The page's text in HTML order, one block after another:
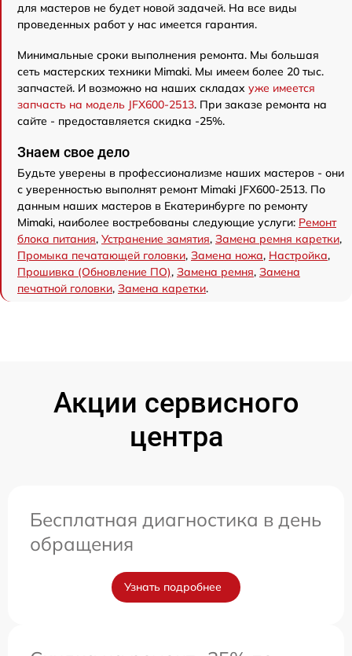
для мастеров не будет новой задачей. На все виды
проведенных работ у нас имеется гарантия.
Минимальные сроки выполнения ремонта. Мы большая
сеть мастерских техники Mimaki. Мы имеем более 20 тыс.
запчастей. И возможно на наших складах уже имеется
запчасть на модель JFX600-2513. При заказе ремонта на
сайте - предоставляется скидка -25%.
Знаем свое дело
Будьте уверены в профессионализме наших мастеров - они
с уверенностью выполнят ремонт Mimaki JFX600-2513. По
данным наших мастеров в Екатеринбурге по ремонту
Mimaki, наиболее востребованы следующие услуги: Ремонт
блока питания, Устранение замятия, Замена ремня каретки,
Промыка печатающей головки, Замена ножа, Настройка,
Прошивка (Обновление ПО), Замена ремня, Замена
печатной головки, Замена каретки.
Акции сервисного
центра
Бесплатная диагностика в день
обращения
Узнать подробнее